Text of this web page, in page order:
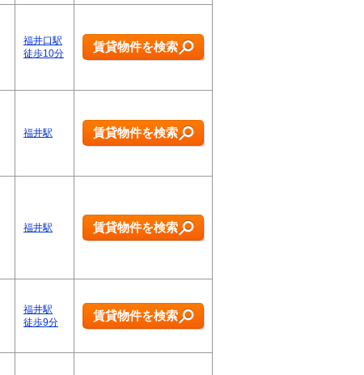
福井口駅
徒歩10分
賃貸物件を検索
福井駅 賃貸物件を検索
福井駅 賃貸物件を検索
福井駅
徒歩9分
賃貸物件を検索